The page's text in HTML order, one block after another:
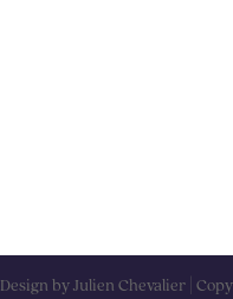
Design by Julien Chevalier |